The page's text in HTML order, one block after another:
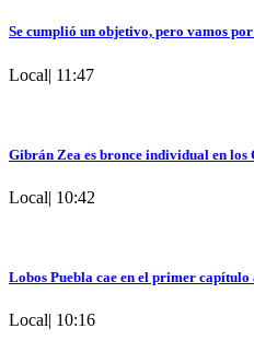
Se cumplió un objetivo, pero vamos
Local| 11:47
Gibrán Zea es bronce individual en
Local| 10:42
Lobos Puebla cae en el primer capítulo
Local| 10:16